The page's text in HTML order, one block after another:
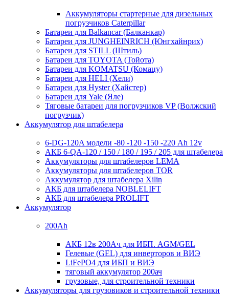
Аккумуляторы стартерные для дизельных
погрузчиков Caterpillar
Батареи для Balkancar (Балканкар)
Батареи для JUNGHEINRICH (Юнгхайнрих)
Батареи для STILL (Штиль)
Батареи для TOYOTA (Тойота)
Батареи для KOMATSU (Комацу)
Батареи для HELI (Хели)
Батареи для Hyster (Хайстер)
Батареи для Yale (Яле)
Тяговые батареи для погрузчиков VP (Волжский
погрузчик)
Аккумулятор для штабелера
6-DG-120A модели -80 -120 -150 -220 Ah 12v
АКБ 6-QA-120 / 150 / 180 / 195 / 205 для штабелера
Аккумуляторы для штабелеров LEMA
Аккумуляторы для штабелеров TOR
Аккумулятор для штабелера Xilin
АКБ для штабелера NOBLELIFT
АКБ для штабелера PROLIFT
Аккумулятор
200Ah
АКБ 12в 200Ач для ИБП. AGM/GEL
Гелевые (GEL) для инверторов и ВИЭ
LiFePO4 для ИБП и ВИЭ
тяговый аккумулятор 200ач
грузовые, для строительной техники
Аккумуляторы для грузовиков и строительной техники